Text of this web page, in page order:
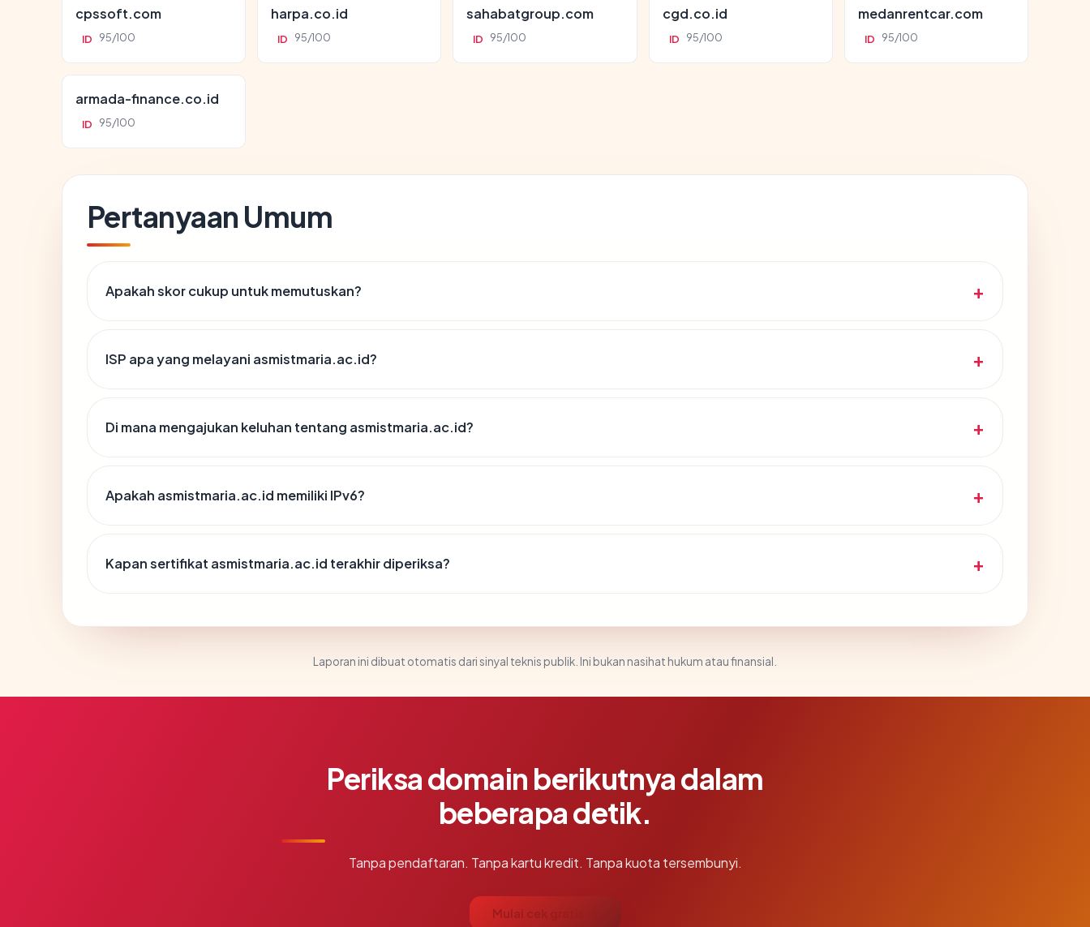
cpssoft.com
ID 95/100
harpa.co.id
ID 95/100
sahabatgroup.com
ID 95/100
cgd.co.id
ID 95/100
medanrentcar.com
ID 95/100
armada-finance.co.id
ID 95/100
Pertanyaan Umum
Apakah skor cukup untuk memutuskan?
ISP apa yang melayani asmistmaria.ac.id?
Di mana mengajukan keluhan tentang asmistmaria.ac.id?
Apakah asmistmaria.ac.id memiliki IPv6?
Kapan sertifikat asmistmaria.ac.id terakhir diperiksa?
Laporan ini dibuat otomatis dari sinyal teknis publik. Ini bukan nasihat hukum atau finansial.
Periksa domain berikutnya dalam
beberapa detik.
Tanpa pendaftaran. Tanpa kartu kredit. Tanpa kuota tersembunyi.
Mulai cek gratis →